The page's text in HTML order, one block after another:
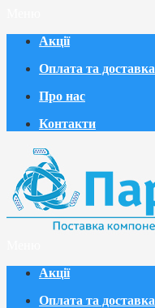
Акції
Оплата та доставка
Про нас
Контакти
Акції
Оплата та доставка